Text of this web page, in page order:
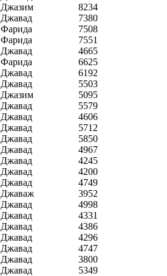
Джазим
8234
Джавад
7380
Фарида
7508
Фарида
7551
Джавад
4665
Фарида
6625
Джавад
6192
Джавад
5503
Джазим
5095
Джавад
5579
Джавад
4606
Джавад
5712
Джавад
5850
Джавад
4967
Джавад
4245
Джавад
4200
Джавад
4749
Джаваж
3952
Джавад
4998
Джавад
4331
Джавад
4386
Джавад
4296
Джавад
4747
Джавад
3800
Джавад
5349